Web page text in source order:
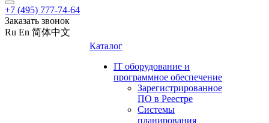
+7 (495) 777-74-64
Заказать звонок
Ru En 简体中文
Каталог
IT оборудование и
программное обеспечение
Зарегистрированное
ПО в Реестре
Системы
планирования